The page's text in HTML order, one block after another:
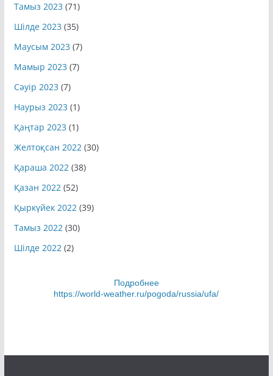
Тамыз 2023 (71)
Шілде 2023 (35)
Маусым 2023 (7)
Мамыр 2023 (7)
Сәуір 2023 (7)
Наурыз 2023 (1)
Қаңтар 2023 (1)
Желтоқсан 2022(30)
Қараша 2022(38)
Қазан 2022(52)
Қыркүйек 2022(39)
Тамыз 2022(30)
Шілде 2022(2)
Подробнее
https://world-weather.ru/pogoda/russia/ufa/